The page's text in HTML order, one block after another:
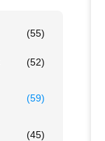
(55)
(52)
(59)
(45)